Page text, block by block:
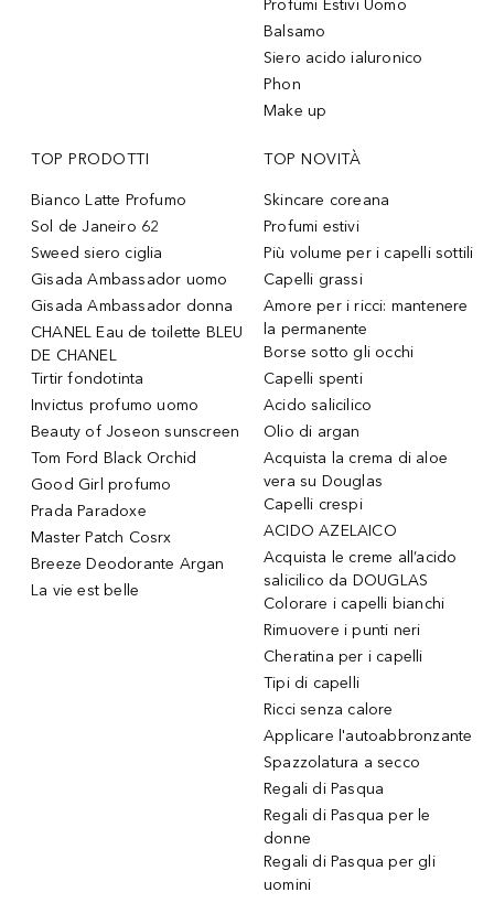
Profumi Estivi Uomo
Balsamo
Siero acido ialuronico
Phon
Make up
TOP PRODOTTI
Bianco Latte Profumo
Sol de Janeiro 62
Sweed siero ciglia
Gisada Ambassador uomo
Gisada Ambassador donna
CHANEL Eau de toilette BLEU
DE CHANEL
Tirtir fondotinta
Invictus profumo uomo
Beauty of Joseon sunscreen
Tom Ford Black Orchid
Good Girl profumo
Prada Paradoxe
Master Patch Cosrx
Breeze Deodorante Argan
La vie est belle
TOP NOVITÀ
Skincare coreana
Profumi estivi
Più volume per i capelli sottili
Capelli grassi
Amore per i ricci: mantenere
la permanente
Borse sotto gli occhi
Capelli spenti
Acido salicilico
Olio di argan
Acquista la crema di aloe
vera su Douglas
Capelli crespi
ACIDO AZELAICO
Acquista le creme all’acido
salicilico da DOUGLAS
Colorare i capelli bianchi
Rimuovere i punti neri
Cheratina per i capelli
Tipi di capelli
Ricci senza calore
Applicare l'autoabbronzante
Spazzolatura a secco
Regali di Pasqua
Regali di Pasqua per le
donne
Regali di Pasqua per gli
uomini